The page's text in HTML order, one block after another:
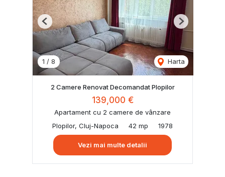
1 / 8 Harta
Previous Next
2 Camere Renovat Decomandat Plopilor
139,000 €
Apartament cu 2 camere de vânzare
Plopilor, Cluj-Napoca
42 mp 1978
Vezi mai multe detalii